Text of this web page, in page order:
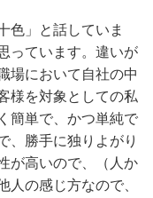
色」と話していま
っています。違いが
場において自社の中
様を対象としての私
簡単で、かつ単純で
、勝手に独りよがり
が高いので、（人か
人の感じ方なので、